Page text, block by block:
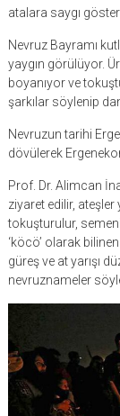
atalara saygı
Nevruz Bayramı
yaygın görülüyor.
boyanıyor ve
şarkılar söylenip
Nevruzun tarihi
dövülerek
Prof. Dr. Alimcan
ziyaret edilir, ateşler
tokuşturulur, semeni
‘köcö’ olarak
güreş ve at yarışı
nevruznameler